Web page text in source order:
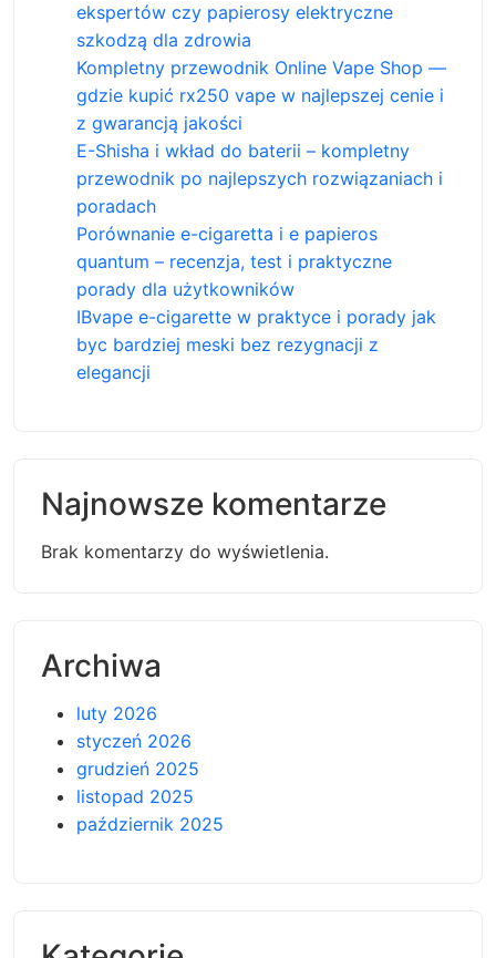
ekspertów czy papierosy elektryczne
szkodzą dla zdrowia
Kompletny przewodnik Online Vape Shop —
gdzie kupić rx250 vape w najlepszej cenie i
z gwarancją jakości
E-Shisha i wkład do baterii – kompletny
przewodnik po najlepszych rozwiązaniach i
poradach
Porównanie e-cigaretta i e papieros
quantum – recenzja, test i praktyczne
porady dla użytkowników
IBvape e-cigarette w praktyce i porady jak
byc bardziej meski bez rezygnacji z
elegancji
Najnowsze komentarze
Brak komentarzy do wyświetlenia.
Archiwa
luty 2026
styczeń 2026
grudzień 2025
listopad 2025
październik 2025